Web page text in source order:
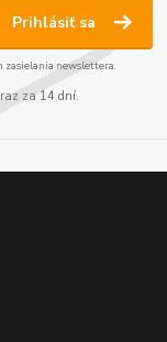
Prihlásiť sa
zasielania newslettera.
za 14 dní.